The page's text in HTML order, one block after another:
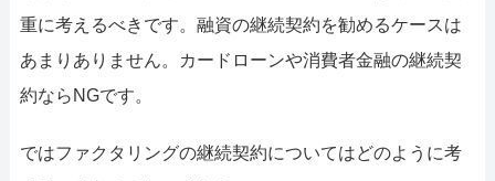
重に考えるべきです。融資の継続契約を勧めるケースは
あまりありません。カードローンや消費者金融の継続契
約ならNGです。
ではファクタリングの継続契約についてはどのように考